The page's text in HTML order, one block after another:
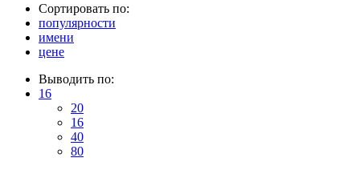
Сортировать по:
популярности
имени
цене
Выводить по:
16
20
16
40
80